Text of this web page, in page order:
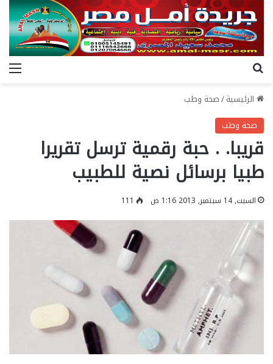
الرئيسية/صحة وطب
صحة وطب
قريبا. . حبة رقمية ترسل تقريرا
طبيا برسائل نصية للطبيب
السبت, 14 سبتمبر, 2013 1:16 ص 111